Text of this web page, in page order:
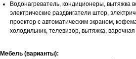
Водонагреватель, кондиционеры, вытяжка
электрические раздвигатели штор,
проектор с автоматическим экраном,
холодильник, телевизор, вытяжка,
Мебель (варианты):